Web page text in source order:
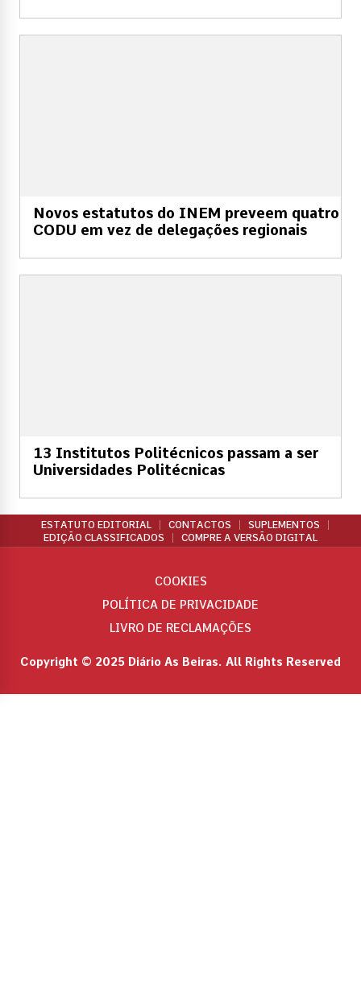
Novos estatutos do INEM preveem quatro
CODU em vez de delegações regionais
13 Institutos Politécnicos passam a ser
Universidades Politécnicas
ESTATUTO EDITORIAL CONTACTOS
SUPLEMENTOS
EDIÇÃO CLASSIFICADOS
COMPRE A VERSÃO DIGITAL
Copyright © 2025 Diário As Beiras. All Rights Reserved
COOKIES
POLÍTICA DE PRIVACIDADE
LIVRO DE RECLAMAÇÕES